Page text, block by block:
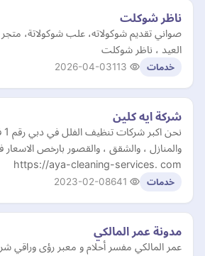
ناظر شوكلت
صواني تقديم شوكولاته، علب شوكولاتة، متجر
العيد ، ناظر شوكلت
خدمات 2026-04-03
شركة ايه كلين
والمنازل ، والشقق ، والقصور بارخص الاسعار
https://aya-cleaning-services. com
خدمات 2023-02-08
مدونة عمر المالكي
عمر المالكي مفسر أحلام و معبر رؤى وراقي